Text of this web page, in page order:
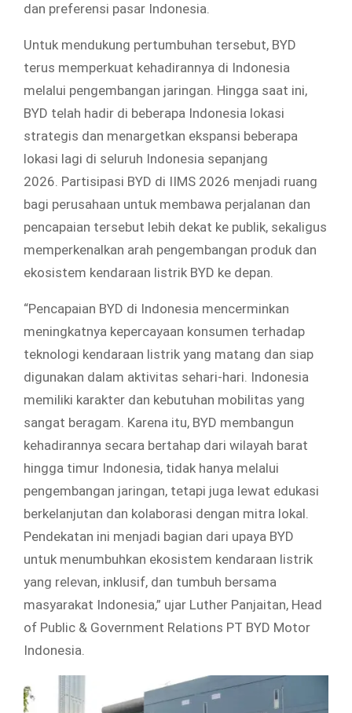
dan preferensi pasar Indonesia.
Untuk mendukung pertumbuhan tersebut, BYD
terus memperkuat kehadirannya di Indonesia
melalui pengembangan jaringan. Hingga saat ini,
BYD telah hadir di beberapa Indonesia lokasi
strategis dan menargetkan ekspansi beberapa
lokasi lagi di seluruh Indonesia sepanjang
2026. Partisipasi BYD di IIMS 2026 menjadi ruang
bagi perusahaan untuk membawa perjalanan dan
pencapaian tersebut lebih dekat ke publik, sekaligus
memperkenalkan arah pengembangan produk dan
ekosistem kendaraan listrik BYD ke depan.
“Pencapaian BYD di Indonesia mencerminkan
meningkatnya kepercayaan konsumen terhadap
teknologi kendaraan listrik yang matang dan siap
digunakan dalam aktivitas sehari-hari. Indonesia
memiliki karakter dan kebutuhan mobilitas yang
sangat beragam. Karena itu, BYD membangun
kehadirannya secara bertahap dari wilayah barat
hingga timur Indonesia, tidak hanya melalui
pengembangan jaringan, tetapi juga lewat edukasi
berkelanjutan dan kolaborasi dengan mitra lokal.
Pendekatan ini menjadi bagian dari upaya BYD
untuk menumbuhkan ekosistem kendaraan listrik
yang relevan, inklusif, dan tumbuh bersama
masyarakat Indonesia,” ujar Luther Panjaitan, Head
of Public & Government Relations PT BYD Motor
Indonesia.